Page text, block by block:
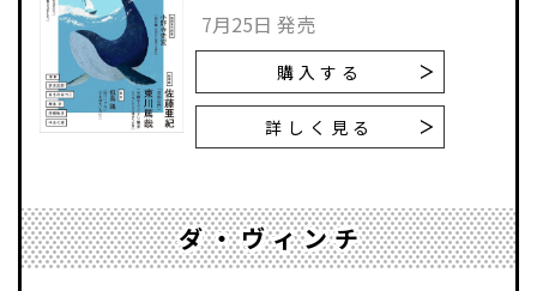
7月25日 発売
購入する
詳しく見る
ダ・ヴィンチ